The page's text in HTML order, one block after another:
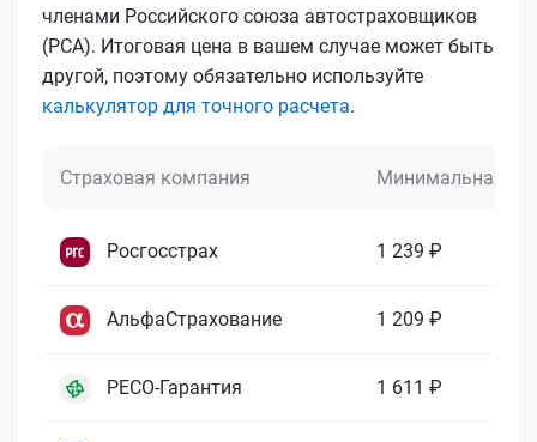
членами Российского союза автостраховщиков
(РСА). Итоговая цена в вашем случае может быть
другой, поэтому обязательно используйте
калькулятор для точного расчета.
Страховая компания Минимальная
Росгосстрах 1 239 ₽
АльфаСтрахование 1 209 ₽
РЕСО-Гарантия 1 611 ₽